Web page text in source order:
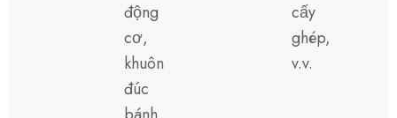
động
cơ,
khuôn
đúc
cấy
ghép,
v.v.